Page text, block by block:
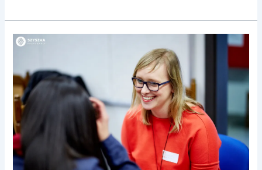
4
Kobiet
Przedsiębiorczych
–
Aktywne
Oławianki